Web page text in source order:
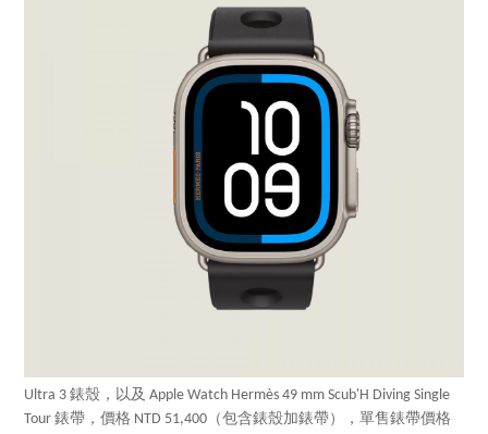
Ultra 3 錶殼，以及 Apple Watch Hermès 49 mm Scub'H Diving Single
Tour 錶帶，價格 NTD 51,400（包含錶殼加錶帶），單售錶帶價格